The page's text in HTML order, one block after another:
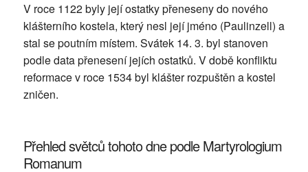
V roce 1122 byly její ostatky přeneseny do nového
klášterního kostela, který nesl její jméno (Paulinzell) a
stal se poutním místem. Svátek 14. 3. byl stanoven
podle data přenesení jejích ostatků. V době konfliktu
reformace v roce 1534 byl klášter rozpuštěn a kostel
zničen.
Přehled světců tohoto dne podle Martyrologium
Romanum